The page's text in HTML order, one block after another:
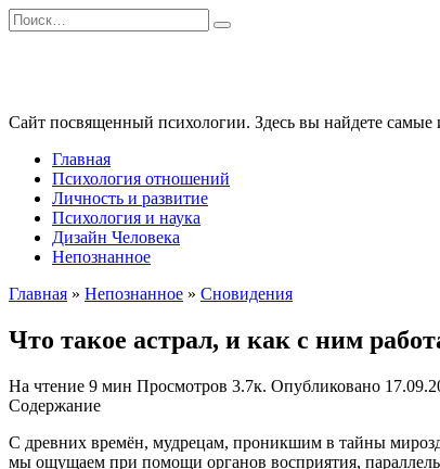
Перейти
к
Search
for:
Сайт посвященный психологии. Здесь вы найдете
Главная
Психология отношений
Личность и развитие
Психология и наука
Дизайн Человека
Непознанное
Главная » Непознанное » Сновидения
Что такое астрал, и как с ним
На чтение 9 мин Просмотров 3.7к. Опубликовано
Содержание
С древних времён, мудрецам, проникшим в тайны
мы ощущаем при помощи органов восприятия,